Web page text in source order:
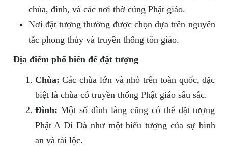
chùa, đình, và các nơi thờ cúng Phật giáo.
Nơi đặt tượng thường được chọn dựa trên nguyên
tắc phong thủy và truyền thống tôn giáo.
Địa điểm phổ biến để đặt tượng
Chùa: Các chùa lớn và nhỏ trên toàn quốc, đặc
biệt là chùa có truyền thống Phật giáo sâu sắc.
Đình: Một số đình làng cũng có thể đặt tượng
Phật A Di Đà như một biểu tượng của sự bình
an và tài lộc.